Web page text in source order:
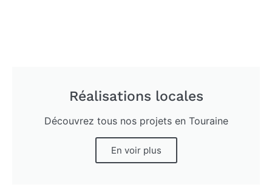
Réalisations locales
Découvrez tous nos projets en Touraine
En voir plus